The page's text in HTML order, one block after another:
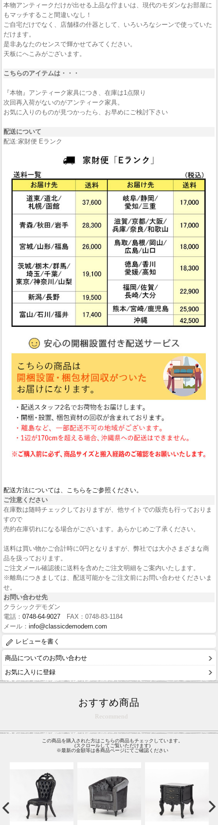
本物アンティークだけが出せる上品な佇まいは、現代のモダンなお部屋に
もマッチすること間違いなし！
ご自宅だけでなく、店舗様の什器として、いろいろなシーンで使っていた
だけます。
是非あなたのセンスで輝かせてみてください。
天板にへこみがございます。
こちらのアイテムは・・・
『本物』アンティーク家具につき、在庫は1点限り
次回再入荷がないのがアンティーク家具。
お気に入りのものが見つかったら、お早めにご検討下さい
配送について
配送:家財便 Eランク
配送方法については、こちらをご参照ください。
ご注意ください
在庫数は随時チェックしておりますが、他サイトでの販売も行っておりま
すので
売約在庫切れになる場合がございます。あらかじめご了承ください。
送料は買い物かご合計時に0円となりますが、弊社では大小さまざまな商
品を扱っております。
ご注文メール確認後に送料を含めたご注文明細をご案内いたします。
※離島につきましては、配送可能かをご注文前にお問い合わせくださいま
せ。
お問い合わせ先
クラシックデモダン
電話： 0748-64-9027 FAX：0748-83-1184
メール： info@classicdemodern.com
レビューを書く
商品についてのお問い合わせ
お気に入りに登録
おすすめ商品
Recommend
この商品を購入された方はこちらの商品もチェックしています。
(スクロールしてご覧いただけます)
※最新の金額等は各商品ページにてご確認ください